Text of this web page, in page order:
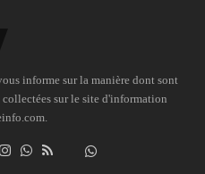
informe sur la manière dont sont
sur le site d'information
YouTubeInstagramWhatsAppDailymotion